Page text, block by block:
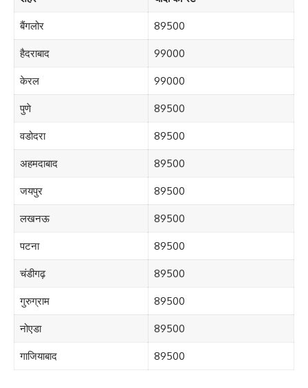
बैंगलोर 89500
हैदराबाद 99000
केरल 99000
पुणे 89500
वडोदरा 89500
अहमदाबाद 89500
जयपुर 89500
लखनऊ 89500
पटना 89500
चंडीगढ़ 89500
गुरुग्राम 89500
नोएडा 89500
गाजियाबाद 89500